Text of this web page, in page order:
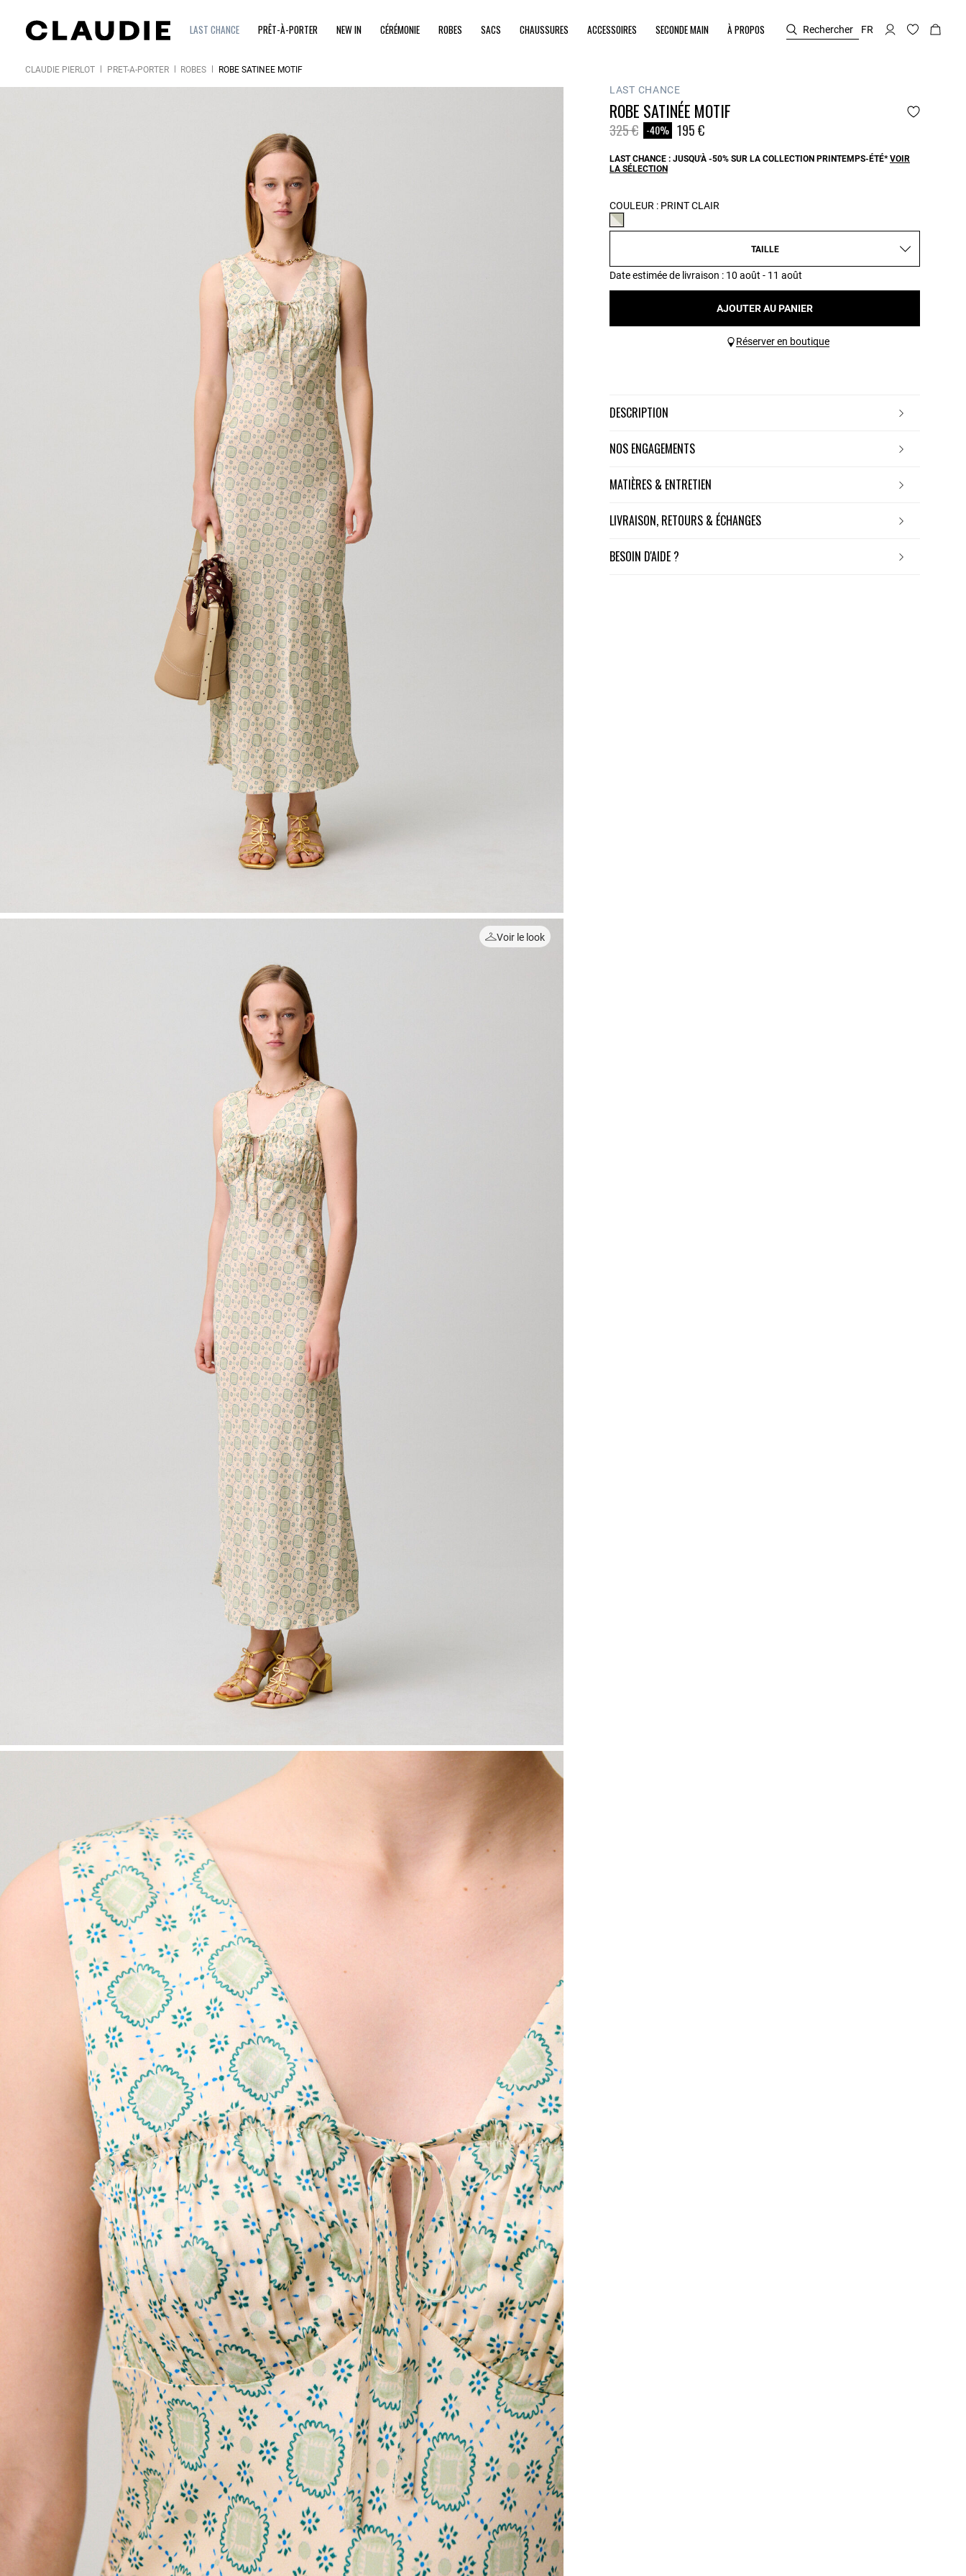
LAST CHANCE PRÊT-À-PORTER NEW IN CÉRÉMONIE ROBES SACS CHAUSSURES ACCESSOIRES SECONDE MAIN À PROPOS Rechercher FR
CLAUDIE PIERLOT PRÊT-À-PORTER ROBES ROBE SATINÉE MOTIF
Voir le look
LAST CHANCE
ROBE SATINÉE MOTIF
Prix réduit à partir de
325 €à -40% 195 €
LAST CHANCE : JUSQU'À -50% SUR LA COLLECTION PRINTEMPS-ÉTÉ*VOIR
LA SÉLECTION
COULEUR : PRINT CLAIR
TAILLE
Date estimée de livraison : 10 août - 11 août
AJOUTER AU PANIER
Réserver en boutique
DESCRIPTION
NOS ENGAGEMENTS
MATIÈRES & ENTRETIEN
LIVRAISON, RETOURS & ÉCHANGES
BESOIN D'AIDE ?